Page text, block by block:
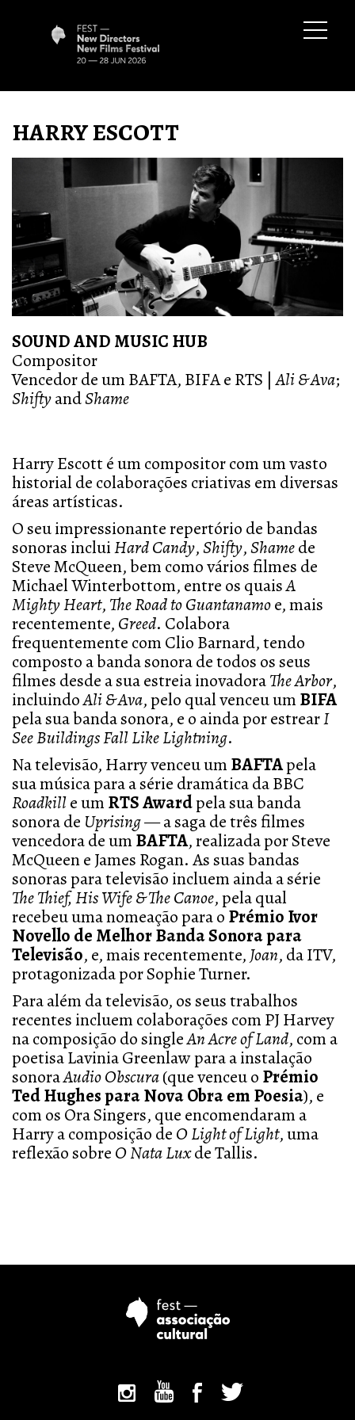
HARRY ESCOTT
SOUND AND MUSIC HUB
Compositor
Vencedor de um BAFTA, BIFA e RTS |Ali & Ava;
ShiftyandShame
Harry Escott é um compositor com um vasto
historial de colaborações criativas em diversas
áreas artísticas.
O seu impressionante repertório de bandas
sonoras incluiHard Candy,Shifty,Shamede
Steve McQueen, bem como vários filmes de
Michael Winterbottom, entre os quaisA
Mighty Heart, The Road to Guantanamoe, mais
recentemente, Greed. Colabora
frequentemente com Clio Barnard, tendo
composto a banda sonora de todos os seus
filmes desde a sua estreia inovadoraThe Arbor,
incluindoAli & Ava, pelo qual venceu um BIFA
pela sua banda sonora, e o ainda por estrearI
See Buildings Fall Like Lightning.
Na televisão, Harry venceu um BAFTApela
sua música para a série dramática da BBC
Roadkille um RTS Awardpela sua banda
sonora de Uprising— a saga de três filmes
vencedora de um BAFTA, realizada por Steve
McQueen e James Rogan. As suas bandas
sonoras para televisão incluem ainda a série
The Thief, His Wife & The Canoe, pela qual
recebeu uma nomeação para o Prémio Ivor
Novello de Melhor Banda Sonora para
Televisão, e, mais recentemente,Joan, da ITV,
protagonizada por Sophie Turner.
Para além da televisão, os seus trabalhos
recentes incluem colaborações com PJ Harvey
na composição do singleAn Acre of Land, com a
poetisa Lavinia Greenlaw para a instalação
sonoraAudio Obscura(que venceu o Prémio
Ted Hughes para Nova Obra em Poesia), e
com os Ora Singers, que encomendaram a
Harry a composição de O Light of Light, uma
reflexão sobre O Nata Luxde Tallis.